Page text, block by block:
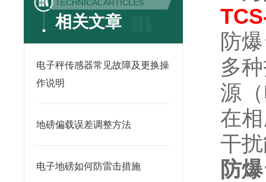
TECHNICAL ARTICLES
相关文章
电子秤传感器常见故障及更换操
作说明
地磅偏载误差调整方法
电子地磅如何防雷击措施
防
多
源
在
干
防